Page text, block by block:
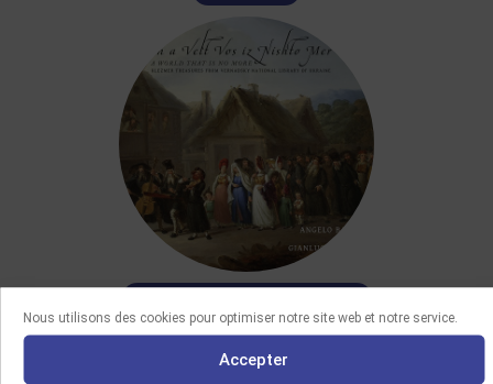
Nous utilisons des cookies pour optimiser notre site web et notre service.
Accepter
FUN A VELT VOS IZ NISHTO MER